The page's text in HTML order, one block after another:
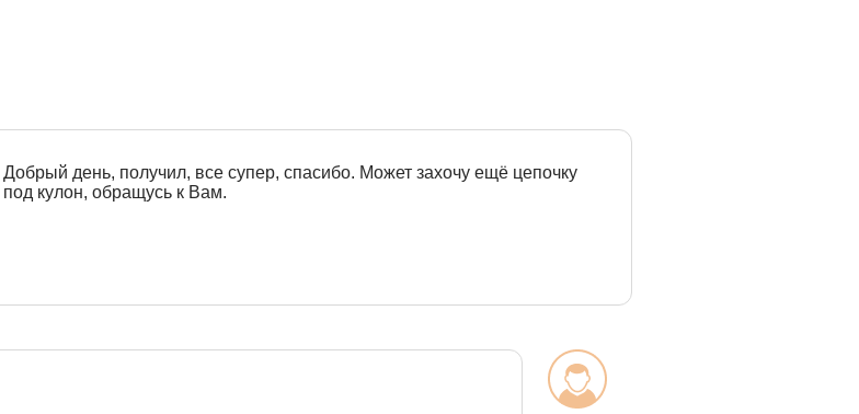
Добрый день, получил, все супер, спасибо. Может захочу ещё цепочку
под кулон, обращусь к Вам.